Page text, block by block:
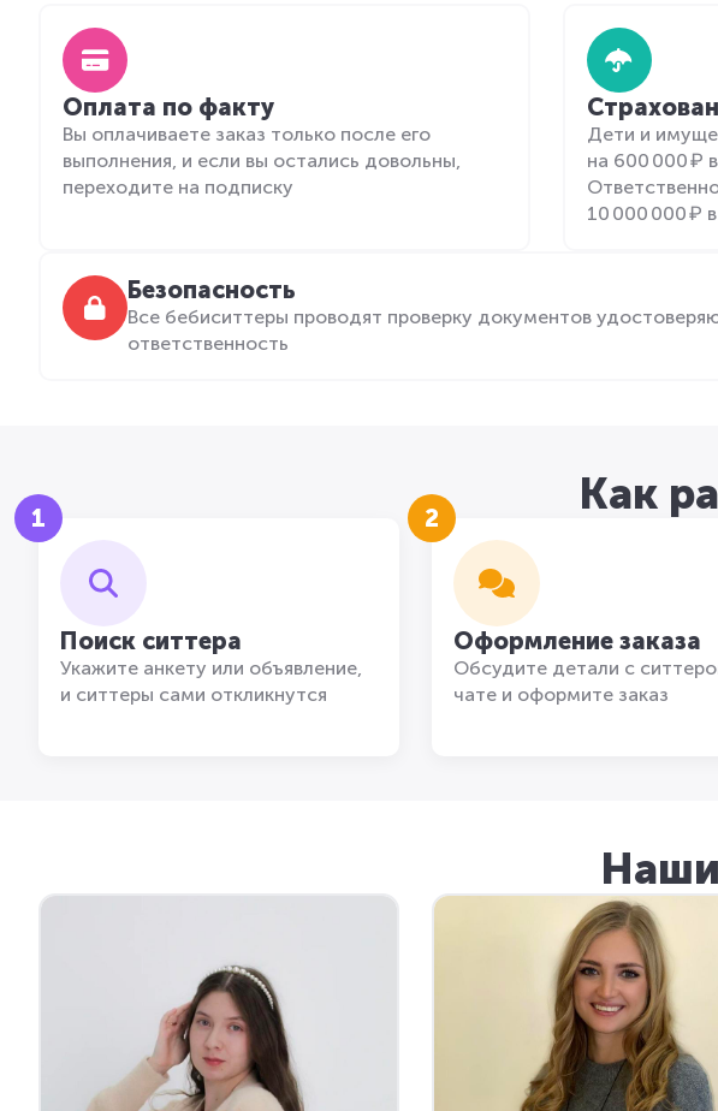
Оплата по факту
Вы оплачиваете заказ только после его
выполнения, и если вы остались довольны,
переходите на подписку
Дети и
на 600 000 ₽
10 000 000 ₽
Безопасность
Все бебиситтеры проводят проверку документов
ответственность
Как
1
Поиск ситтера
Укажите анкету или объявление,
и ситтеры сами откликнутся
2
Оформление заказа
Обсудите детали с
чате и оформите заказ